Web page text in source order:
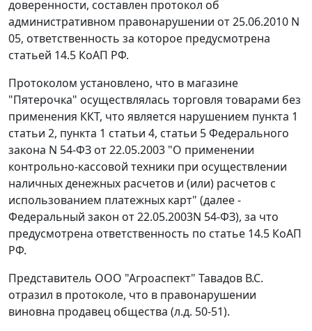
доверенности, составлен протокол об
административном правонарушении от 25.06.2010 N
05, ответственность за которое предусмотрена
статьей 14.5 КоАП РФ.
Протоколом установлено, что в магазине
"Пятерочка" осуществлялась торговля товарами без
применения ККТ, что является нарушением пункта 1
статьи 2, пункта 1 статьи 4, статьи 5Федерального
закона N 54-ФЗ от 22.05.2003 "О применении
контрольно-кассовой техники при осуществлении
наличных денежных расчетов и (или) расчетов с
использованием платежных карт" (далее -
Федеральный закон от 22.05.2003N 54-ФЗ), за что
предусмотрена ответственность по статье 14.5 КоАП
РФ.
Представитель ООО "Агроаспект" Тавадов В.С.
отразил в протоколе, что в правонарушении
виновна продавец общества (л.д. 50-51).